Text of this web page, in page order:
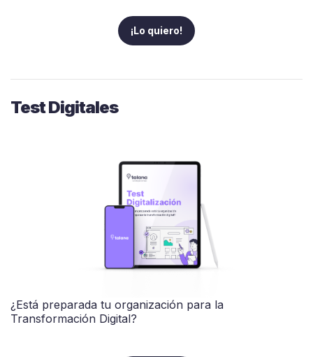
¡Lo quiero!
Test Digitales
¿Está preparada tu organización para la
Transformación Digital?